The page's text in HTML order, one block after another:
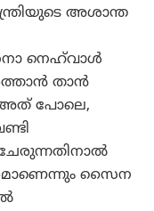
അശാന്ത
നെഹ്‌വാൾ
താൻ
പോലെ,
സൈന